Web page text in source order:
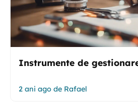
Instrumente de
2 ani ago de Rafael